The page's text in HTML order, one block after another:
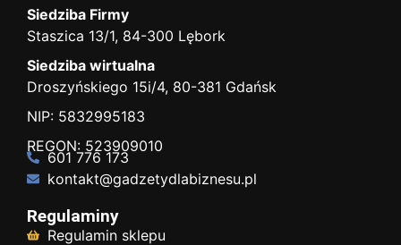
Siedziba Firmy
Staszica 13/1, 84-300 Lębork
Siedziba wirtualna
Droszyńskiego 15i/4, 80-381 Gdańsk
NIP: 5832995183
REGON: 523909010
601 776 173
kontakt@gadzetydlabiznesu.pl
Regulaminy
Regulamin sklepu